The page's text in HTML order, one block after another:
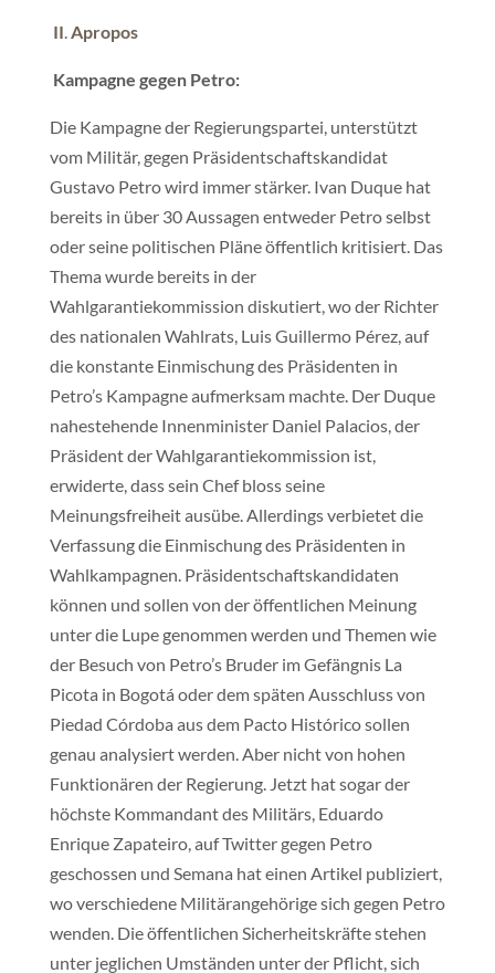
II.Apropos
Kampagne gegen Petro:
Die Kampagne der Regierungspartei, unterstützt
vom Militär, gegen Präsidentschaftskandidat
Gustavo Petro wird immer stärker. Ivan Duque hat
bereits in über 30 Aussagen entweder Petro selbst
oder seine politischen Pläne öffentlich kritisiert. Das
Thema wurde bereits in der
Wahlgarantiekommission diskutiert, wo der Richter
des nationalen Wahlrats, Luis Guillermo Pérez, auf
die konstante Einmischung des Präsidenten in
Petro’s Kampagne aufmerksam machte. Der Duque
nahestehende Innenminister Daniel Palacios, der
Präsident der Wahlgarantiekommission ist,
erwiderte, dass sein Chef bloss seine
Meinungsfreiheit ausübe. Allerdings verbietet die
Verfassung die Einmischung des Präsidenten in
Wahlkampagnen. Präsidentschaftskandidaten
können und sollen von der öffentlichen Meinung
unter die Lupe genommen werden und Themen wie
der Besuch von Petro’s Bruder im Gefängnis La
Picota in Bogotá oder dem späten Ausschluss von
Piedad Córdoba aus dem Pacto Histórico sollen
genau analysiert werden. Aber nicht von hohen
Funktionären der Regierung. Jetzt hat sogar der
höchste Kommandant des Militärs, Eduardo
Enrique Zapateiro, auf Twitter gegen Petro
geschossen und Semana hat einen Artikel publiziert,
wo verschiedene Militärangehörige sich gegen Petro
wenden. Die öffentlichen Sicherheitskräfte stehen
unter jeglichen Umständen unter der Pflicht, sich